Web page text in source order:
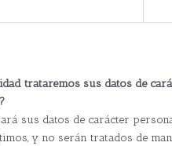
trataremos sus datos de
sus datos de carácter
y no serán tratados de